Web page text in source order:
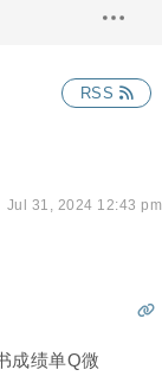
RSS
Jul 31, 2024 12:43 pm
成绩单Q微